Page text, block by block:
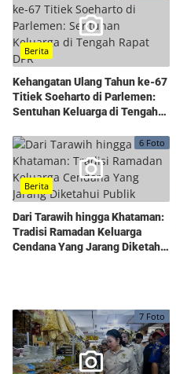
Berita
Kehangatan Ulang Tahun ke-67
Titiek Soeharto di Parlemen:
Sentuhan Keluarga di Tengah
6 Foto
Berita
Dari Tarawih hingga Khataman:
Tradisi Ramadan Keluarga
Cendana Yang Jarang Diketahui
7 Foto